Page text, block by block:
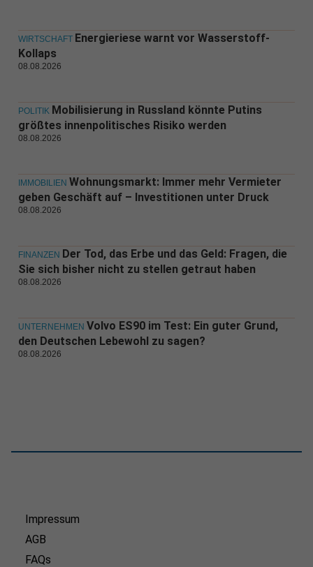
WIRTSCHAFT Energieriese warnt vor Wasserstoff-
Kollaps
08.08.2026
POLITIK Mobilisierung in Russland könnte Putins
größtes innenpolitisches Risiko werden
08.08.2026
IMMOBILIEN Wohnungsmarkt: Immer mehr Vermieter
geben Geschäft auf – Investitionen unter Druck
08.08.2026
FINANZEN Der Tod, das Erbe und das Geld: Fragen, die
Sie sich bisher nicht zu stellen getraut haben
08.08.2026
UNTERNEHMEN Volvo ES90 im Test: Ein guter Grund,
den Deutschen Lebewohl zu sagen?
08.08.2026
Impressum
AGB
FAQs